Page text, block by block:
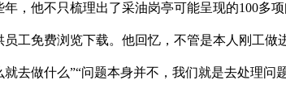
，他不只梳理出了采油岗亭可能呈现的100多
工免费浏览下载。他回忆，不管是本人刚工
去做什么”“问题本身并不，我们就是去处理